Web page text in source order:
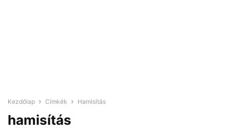
Kezdőlap Címkék Hamisítás
hamisítás